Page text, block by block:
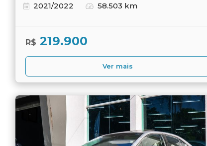
2021/2022
58.503 km
R$ 219.900
Ver mais